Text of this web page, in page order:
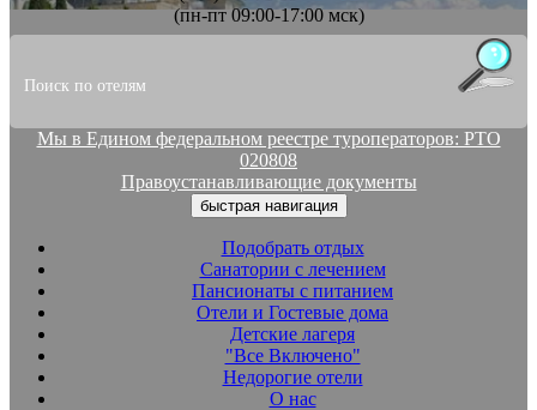
(пн-пт 09:00-17:00 мск)
Мы в Едином федеральном реестре туроператоров: РТО
020808
Правоустанавливающие документы
быстрая навигация
Подобрать отдых
Санатории с лечением
Пансионаты с питанием
Отели и Гостевые дома
Детские лагеря
"Все Включено"
Недорогие отели
О нас